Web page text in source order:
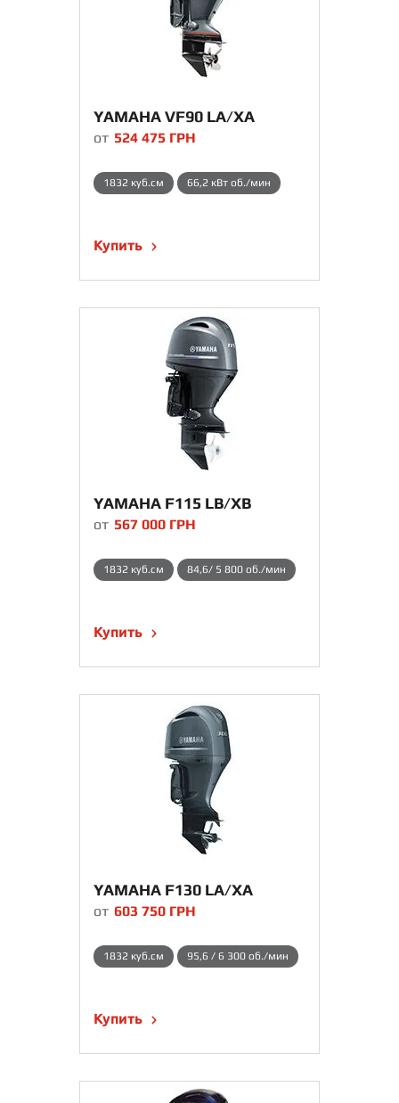
YAMAHA VF90 LA/XA
от 524 475 ГРН
1832 куб.см 66,2 кВт об./мин
Купить
YAMAHA F115 LB/XB
от 567 000 ГРН
1832 куб.см 84,6/ 5 800 об./мин
Купить
YAMAHA F130 LA/XA
от 603 750 ГРН
1832 куб.см 95,6 / 6 300 об./мин
Купить